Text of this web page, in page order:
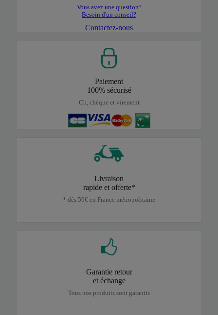
Vous avez une question?
Besoin d'un conseil?
Contactez-nous
Paiement
100% sécurisé
Cb, chèque et virement
Livraison
rapide et offerte*
* dès 59€ en France métropolitaine
Garantie retour
et échange
Tous nos produits sont garantis